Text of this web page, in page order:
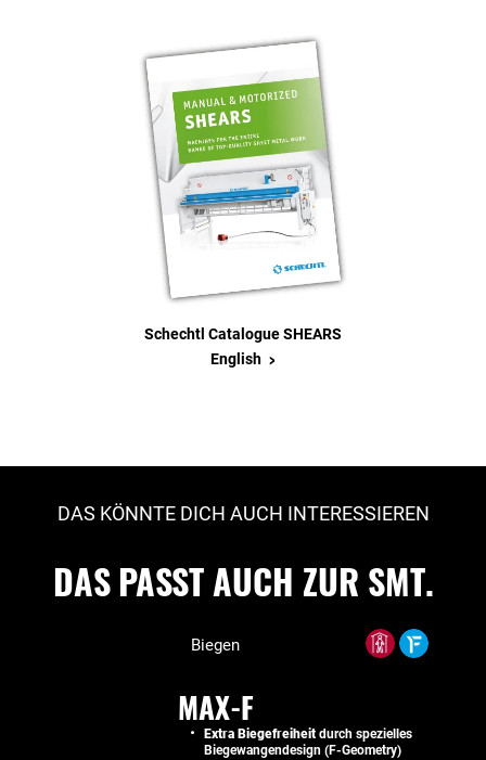
Schechtl Catalogue SHEARS
English >
DAS KÖNNTE DICH AUCH INTERESSIEREN
DAS PASST AUCH ZUR SMT.
Biegen
MAX-F
Extra Biegefreiheit durch spezielles
Biegewangendesign (F-Geometry)